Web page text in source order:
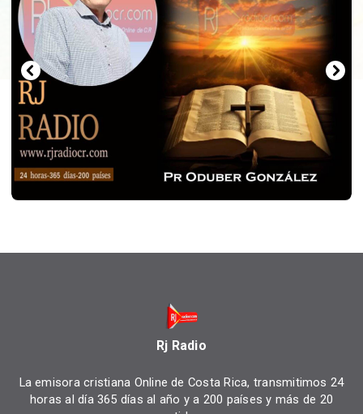
Rj Radio
La emisora cristiana Online de Costa Rica, transmitimos 24
horas al día 365 días al año y a 200 países y más de 20